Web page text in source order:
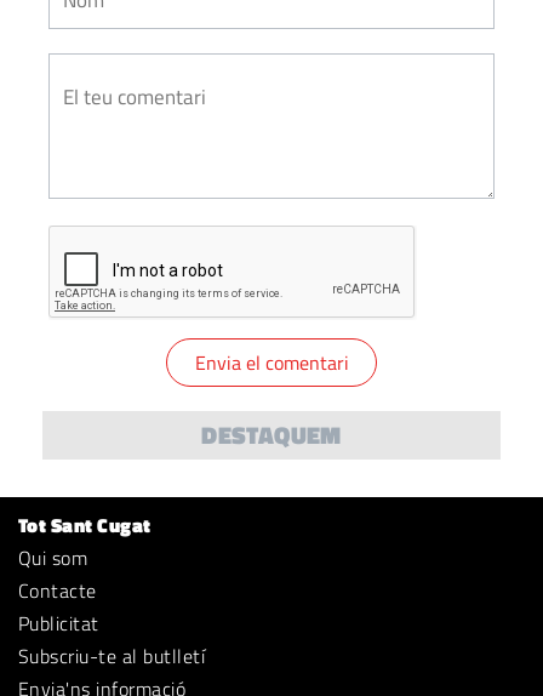
DESTAQUEM
Tot Sant Cugat
Qui som
Contacte
Publicitat
Subscriu-te al butlletí
Envia'ns informació